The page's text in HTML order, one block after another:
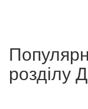
розділу